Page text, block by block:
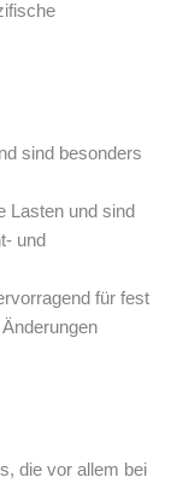
sind besonders
Lasten und sind
und
für fest
die vor allem bei